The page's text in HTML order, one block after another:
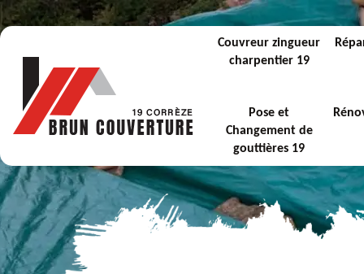
Couvreur zingueur
charpentier 19
Pose et
Changement de
gouttières 19